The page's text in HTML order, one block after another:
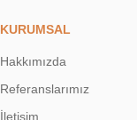
KURUMSAL
Hakkımızda
Referanslarımız
İletişim